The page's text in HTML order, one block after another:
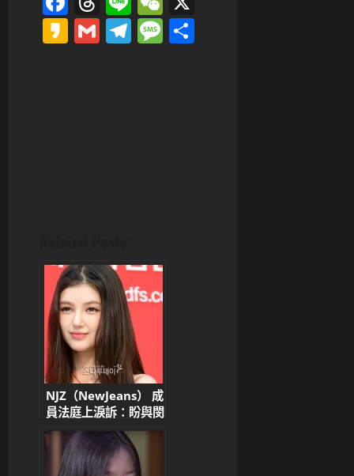
Kakao
GmailTelegram
Message
NJZ（NewJeans） 成
員法庭上淚訴：盼與閔
熙珍再合作 控訴
ADOR 與 HYBE 不公
待遇